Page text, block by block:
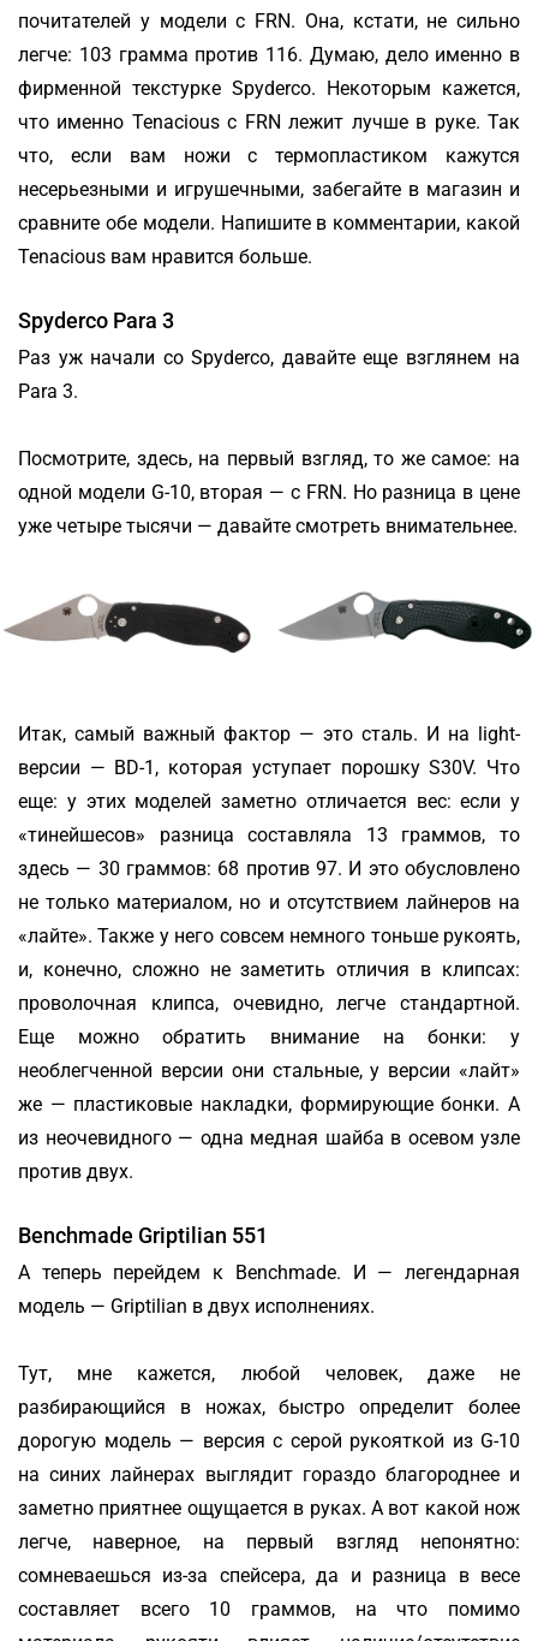
почитателей у модели с FRN. Она, кстати, не сильно
легче: 103 грамма против 116. Думаю, дело именно в
фирменной текстурке Spyderco. Некоторым кажется,
что именно Tenacious с FRN лежит лучше в руке. Так
что, если вам ножи с термопластиком кажутся
несерьезными и игрушечными, забегайте в магазин и
сравните обе модели. Напишите в комментарии, какой
Tenacious вам нравится больше.
Spyderco Para 3
Раз уж начали со Spyderco, давайте еще взглянем на
Para 3.
Посмотрите, здесь, на первый взгляд, то же самое: на
одной модели G-10, вторая — с FRN. Но разница в цене
уже четыре тысячи — давайте смотреть внимательнее.
Итак, самый важный фактор — это сталь. И на light-
версии — BD-1, которая уступает порошку S30V. Что
еще: у этих моделей заметно отличается вес: если у
«тинейшесов» разница составляла 13 граммов, то
здесь — 30 граммов: 68 против 97. И это обусловлено
не только материалом, но и отсутствием лайнеров на
«лайте». Также у него совсем немного тоньше рукоять,
и, конечно, сложно не заметить отличия в клипсах:
проволочная клипса, очевидно, легче стандартной.
Еще можно обратить внимание на бонки: у
необлегченной версии они стальные, у версии «лайт»
же — пластиковые накладки, формирующие бонки. А
из неочевидного — одна медная шайба в осевом узле
против двух.
Benchmade Griptilian 551
А теперь перейдем к Benchmade. И — легендарная
модель — Griptilian в двух исполнениях.
Тут, мне кажется, любой человек, даже не
разбирающийся в ножах, быстро определит более
дорогую модель — версия с серой рукояткой из G-10
на синих лайнерах выглядит гораздо благороднее и
заметно приятнее ощущается в руках. А вот какой нож
легче, наверное, на первый взгляд непонятно:
сомневаешься из-за спейсера, да и разница в весе
составляет всего 10 граммов, на что помимо